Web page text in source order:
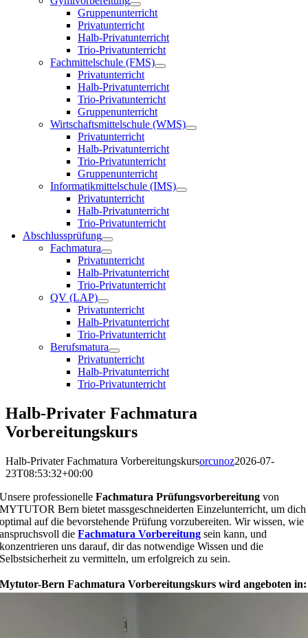
Gruppenunterricht
Privatunterricht
Halb-Privatunterricht
Trio-Privatunterricht
Fachmittelschule (FMS)
Privatunterricht
Halb-Privatunterricht
Trio-Privatunterricht
Gruppenunterricht
Wirtschaftsmittelschule (WMS)
Privatunterricht
Halb-Privatunterricht
Trio-Privatunterricht
Gruppenunterricht
Informatikmittelschule (IMS)
Privatunterricht
Halb-Privatunterricht
Trio-Privatunterricht
Abschlussprüfung
Fachmatura
Privatunterricht
Halb-Privatunterricht
Trio-Privatunterricht
QV (LAP)
Privatunterricht
Halb-Privatunterricht
Trio-Privatunterricht
Berufsmatura
Privatunterricht
Halb-Privatunterricht
Trio-Privatunterricht
Halb-Privater Fachmatura
Vorbereitungskurs
Halb-Privater Fachmatura Vorbereitungskursorcunoz2026-07-
23T08:53:32+00:00
Unsere professionelleFachmatura Prüfungsvorbereitung von
MYTUTOR Bern bietet massgeschneiderten Einzelunterricht, um dich
optimal auf die bevorstehende Prüfung vorzubereiten. Wir wissen, wie
anspruchsvoll dieFachmatura Vorbereitung sein kann, und
konzentrieren uns darauf, dir das notwendige Wissen und die
Selbstsicherheit zu vermitteln, um erfolgreich zu sein.
Mytutor-Bern Fachmatura Vorbereitungskurs wird angeboten in: